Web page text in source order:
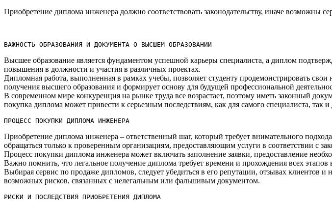
Приобретение диплома инженера должно соответствовать законодательству, иначе возможны
ВАЖНОСТЬ ОБРАЗОВАНИЯ И ДОКУМЕНТА О ВЫСШЕМ ОБРАЗОВАНИИ
Высшее образование является фундаментом успешной карьеры специалиста, а диплом
повышения в должности и участия в различных проектах.​
Дипломная работа, выполненная в рамках учебы, позволяет студенту продемонстрировать
получения высшего образования и формирует основу для будущей профессиональной
В современном мире конкуренция на рынке труда все возрастает, поэтому иметь законный
покупка диплома может привести к серьезным последствиям, как для самого специалиста, так и
ПРОЦЕСС ПОКУПКИ ДИПЛОМА ИНЖЕНЕРА
Приобретение диплома инженера – ответственный шаг, который требует внимательного
обращаться только к проверенным организациям, предоставляющим услуги в соответствии с
Процесс покупки диплома инженера может включать заполнение заявки, предоставление
Важно помнить, что легальное получение диплома требует времени и прохождения всех
Выбирая сервис по продаже дипломов, следует убедиться в его репутации, отзывах клиентов
возможных рисков, связанных с нелегальным или фальшивым документом.​
РИСКИ И ПОСЛЕДСТВИЯ ПРИОБРЕТЕНИЯ ДИПЛОМА